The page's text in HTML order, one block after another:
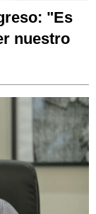
"Es
nuestro